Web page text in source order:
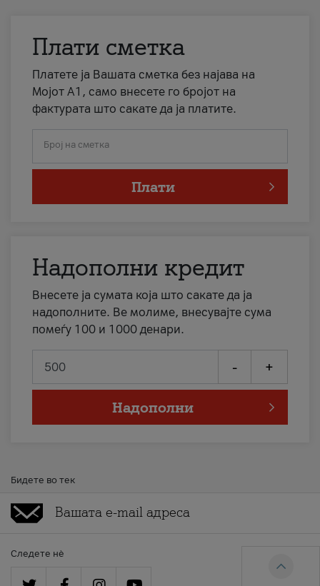
Плати сметка
Платете ја Вашата сметка без најава на
Мојот А1, само внесете го бројот на
фактурата што сакате да ја платите.
Број на сметка
Плати
Надополни кредит
Внесете ја сумата која што сакате да ја
надополните. Ве молиме, внесувајте сума
помеѓу 100 и 1000 денари.
- +
Надополни
Бидете во тек
Следете нè